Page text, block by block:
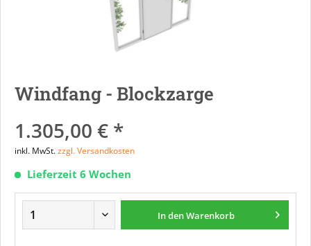
Windfang - Blockzarge
1.305,00 € *
inkl. MwSt.zzgl. Versandkosten
Lieferzeit 6 Wochen
In denWarenkorb